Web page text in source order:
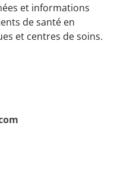
et informations
de santé en
et centres de soins.